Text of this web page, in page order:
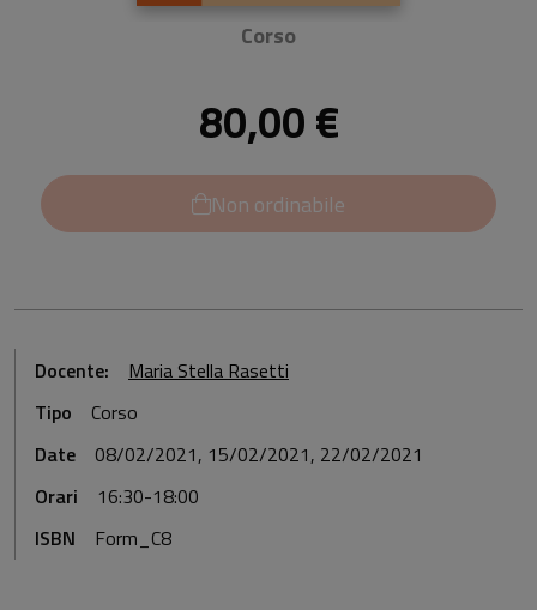
Corso
80,00 €
Non ordinabile
Docente:
Maria Stella Rasetti
Tipo
Corso
Date
08/02/2021, 15/02/2021, 22/02/2021
Orari
16:30-18:00
ISBN
Form_C8